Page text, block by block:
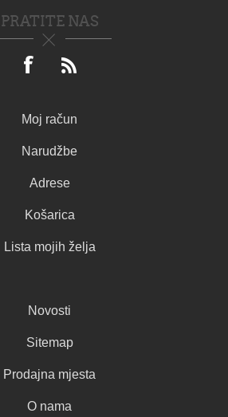
PRATITE NAS
Moj račun
Narudžbe
Adrese
Košarica
Lista mojih želja
Novosti
Sitemap
Prodajna mjesta
O nama